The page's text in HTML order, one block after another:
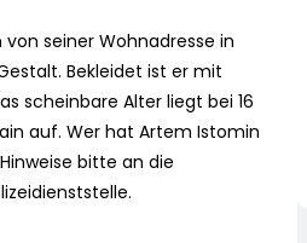
von seiner Wohnadresse in
Bekleidet ist er mit
scheinbare Alter liegt bei 16
auf. Wer hat Artem Istomin
bitte an die